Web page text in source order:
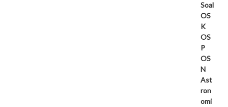
Soal
OS
K
OS
P
OS
N
Ast
ron
omi